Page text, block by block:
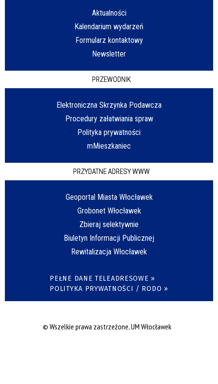
Aktualności
Kalendarium wydarzeń
Formularz kontaktowy
Newsletter
PRZEWODNIK
Elektroniczna Skrzynka Podawcza
Procedury załatwiania spraw
Polityka prywatności
mMieszkaniec
PRZYDATNE ADRESY WWW
Geoportal Miasta Włocławek
Grobonet Włocławek
Zbieraj selektywnie
Biuletyn Informacji Publicznej
Rewitalizacja Włocławek
PEŁNE DANE TELEADRESOWE »
POLITYKA PRYWATNOŚCI / RODO »
© Wszelkie prawa zastrzeżone, UM Włocławek